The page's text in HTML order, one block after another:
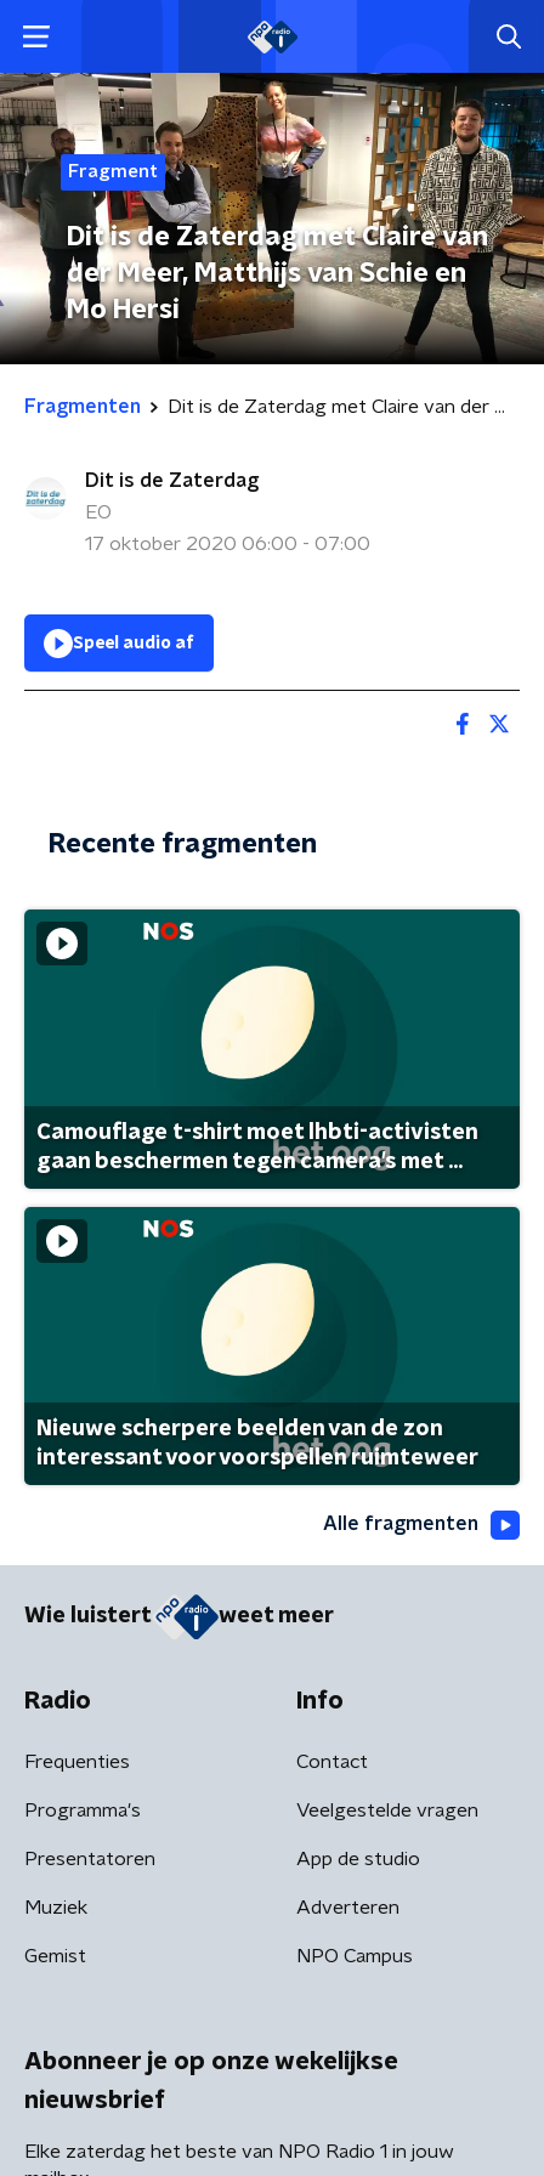
Fragment
Dit is de Zaterdag met Claire van
der Meer, Matthijs van Schie en
Mo Hersi
Fragmenten Dit is de Zaterdag met Claire van der Meer, Matthijs van Schie en Mo Hersi
Dit is de Zaterdag
EO
17 oktober 2020 06:00 - 07:00
Speel audio af
Recente fragmenten
Camouflage t-shirt moet lhbti-activisten
gaan beschermen tegen camera's met ...
Nieuwe scherpere beelden van de zon
interessant voor voorspellen ruimteweer
Alle fragmenten
Wie luistert weet meer
Radio
Frequenties
Programma's
Presentatoren
Muziek
Gemist
Info
Contact
Veelgestelde vragen
App de studio
Adverteren
NPO Campus
Abonneer je op onze wekelijkse
nieuwsbrief
Elke zaterdag het beste van NPO Radio 1 in jouw